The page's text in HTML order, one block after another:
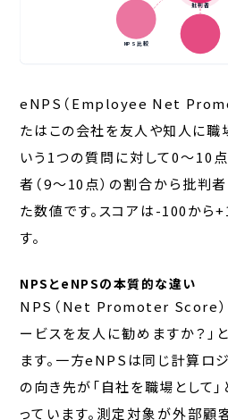
批判者
NPS比較
eNPS（Employee Net
たはこの会社を友人や知人に職
いう1つの質問に対して0〜10
者（9〜10点）の割合から批判
た数値です。スコアは-100から
す。
NPSとeNPSの本質的な違い
NPS（Net Promoter Score）
ービスを友人に勧めますか？」
ます。一方eNPSは同じ計算ロ
の向き先が「自社を職場として」
っています。測定対象が外部顧